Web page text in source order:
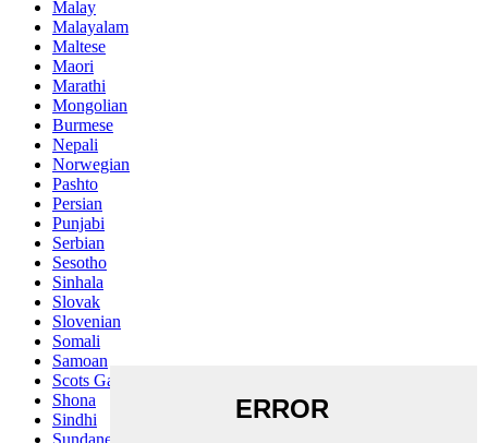
Malay
Malayalam
Maltese
Maori
Marathi
Mongolian
Burmese
Nepali
Norwegian
Pashto
Persian
Punjabi
Serbian
Sesotho
Sinhala
Slovak
Slovenian
Somali
Samoan
Scots Gaelic
Shona
Sindhi
Sundanese